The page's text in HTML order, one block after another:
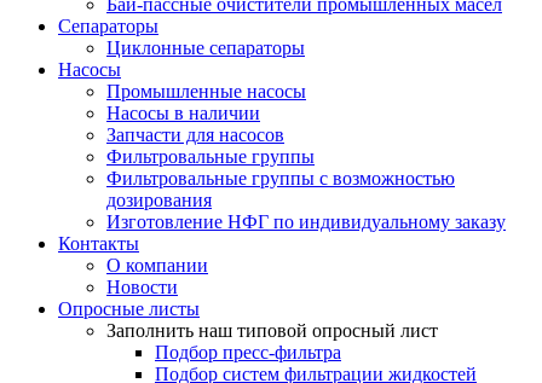
Бай-пассные очистители промышленных масел
Сепараторы
Циклонные сепараторы
Насосы
Промышленные насосы
Насосы в наличии
Запчасти для насосов
Фильтровальные группы
Фильтровальные группы с возможностью
дозирования
Изготовление НФГ по индивидуальному заказу
Контакты
О компании
Новости
Опросные листы
Заполнить наш типовой опросный лист
Подбор пресс-фильтра
Подбор систем фильтрации жидкостей